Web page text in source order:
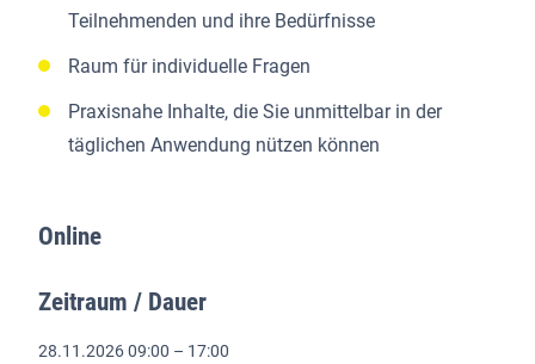
Teilnehmenden und ihre Bedürfnisse
Raum für individuelle Fragen
Praxisnahe Inhalte, die Sie unmittelbar in der
täglichen Anwendung nützen können
Online
Zeitraum / Dauer
28.11.2026 09:00 – 17:00